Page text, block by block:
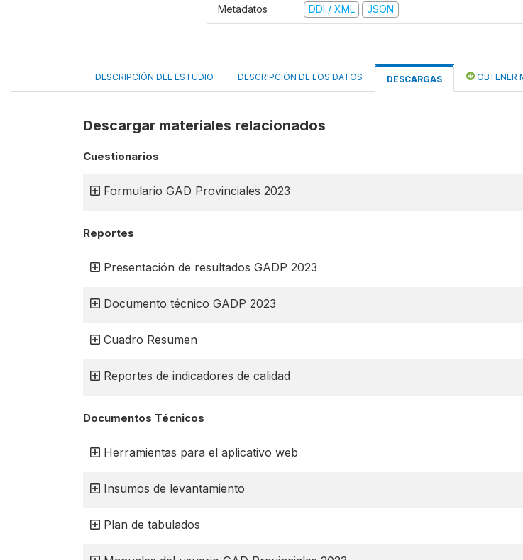
Metadatos DDI / XML JSON
DESCRIPCIÓN DEL ESTUDIO DESCRIPCIÓN DE LOS DATOS DESCARGAS OBTENER
Descargar materiales relacionados
Cuestionarios
Formulario GAD Provinciales 2023
Reportes
Presentación de resultados GADP 2023
Documento técnico GADP 2023
Cuadro Resumen
Reportes de indicadores de calidad
Documentos Técnicos
Herramientas para el aplicativo web
Insumos de levantamiento
Plan de tabulados